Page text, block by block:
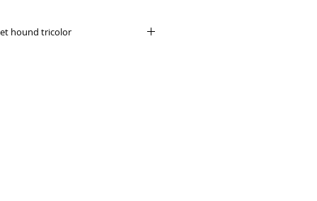
hound tricolor